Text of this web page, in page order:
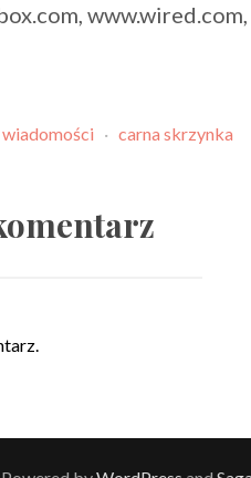
www.wired.com,
· carna skrzynka